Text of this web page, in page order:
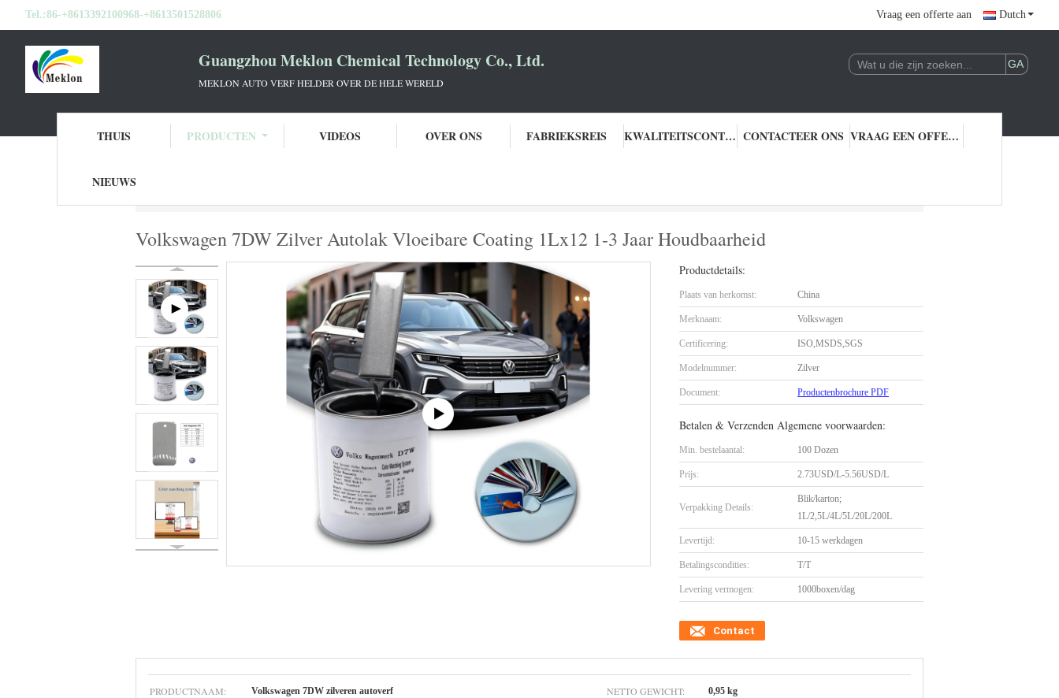
Tel.:86-+8613392100968-+8613501528806 Vraag een offerte aan Dutch
Guangzhou Meklon Chemical Technology Co., Ltd.
MEKLON AUTO VERF HELDER OVER DE HELE WERELD
THUIS PRODUCTEN VIDEOS OVER ONS FABRIEKSREIS KWALITEITSCONTROLE CONTACTEER ONS VRAAG EEN OFFERTE AAN
NIEUWS
Volkswagen 7DW Zilver Autolak Vloeibare Coating 1Lx12 1-3 Jaar Houdbaarheid
Productdetails:
Plaats van herkomst: China
Merknaam: Volkswagen
Certificering: ISO,MSDS,SGS
Modelnummer: Zilver
Document: Productenbrochure PDF
Betalen & Verzenden Algemene voorwaarden:
Min. bestelaantal: 100 Dozen
Prijs: 2.73USD/L-5.56USD/L
Verpakking Details:
Blik/karton;
1L/2,5L/4L/5L/20L/200L
Levertijd: 10-15 werkdagen
Betalingscondities: T/T
Levering vermogen: 1000boxen/dag
Contact
PRODUCTNAAM: Volkswagen 7DW zilveren autoverf NETTO GEWICHT: 0,95 kg